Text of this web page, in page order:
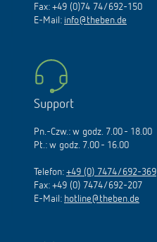
Fax: +49 (0)74 74/692-150
E-Mail: info@theben.de
Support
Pn.-Czw.: w godz. 7.00 - 18.00
Pt.: w godz. 7.00 - 16.00
Telefon: +49 (0) 7474/692-369
Fax: +49 (0) 7474/692-207
E-Mail: hotline@theben.de